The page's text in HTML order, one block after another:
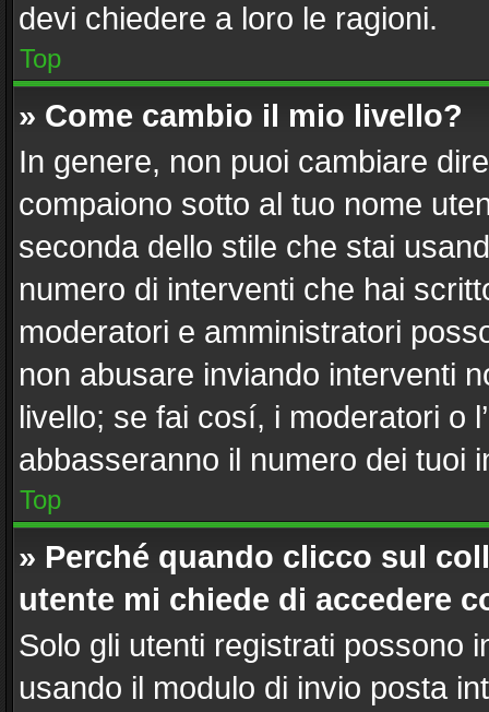
devi chiedere a loro le ragioni.
Top
» Come cambio il mio livello?
In genere, non puoi cambiare
compaiono sotto al tuo nome
seconda dello stile che stai
numero di interventi che hai
moderatori e amministratori
non abusare inviando interventi
livello; se fai cosí, i moderatori o
abbasseranno il numero dei tuoi
Top
» Perché quando clicco sul
utente mi chiede di accedere
Solo gli utenti registrati possono
usando il modulo di invio posta